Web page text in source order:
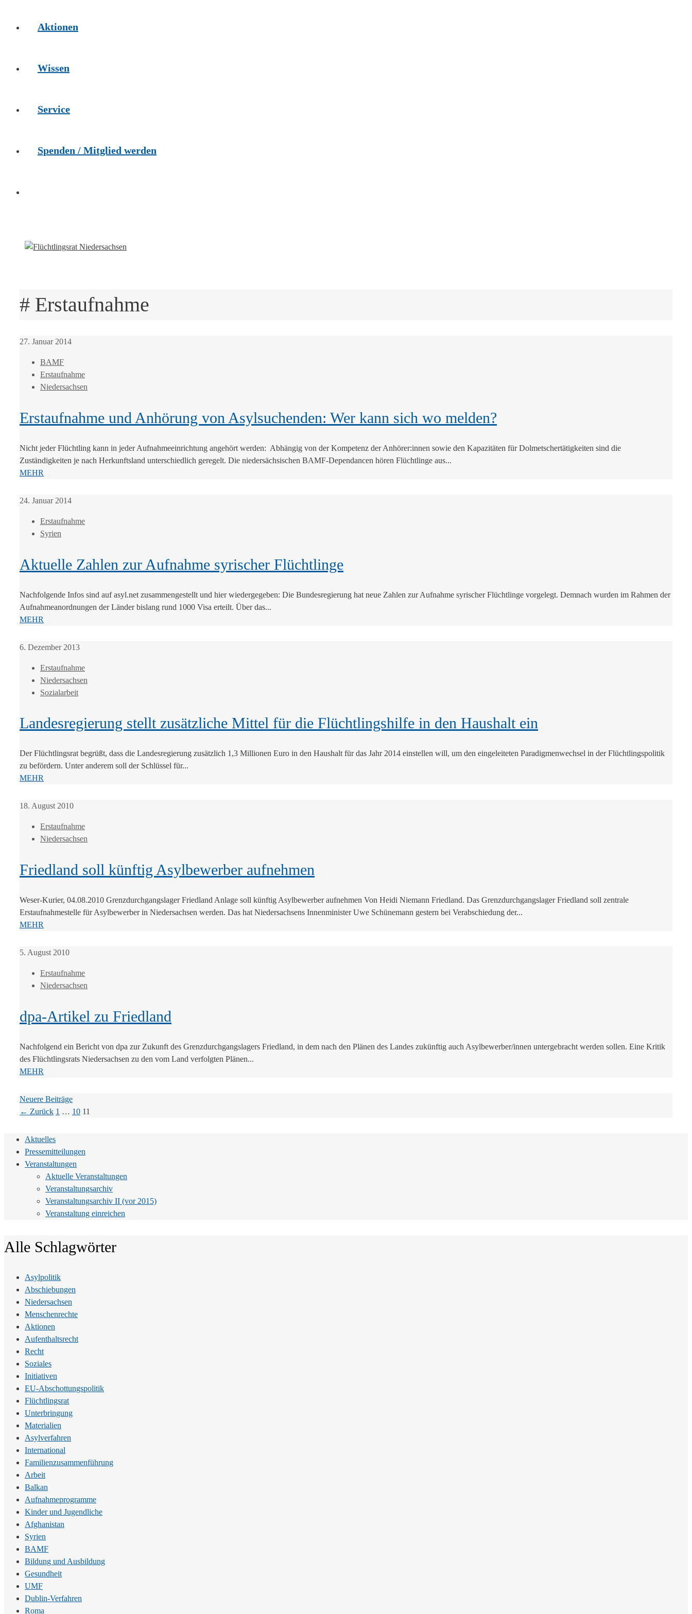
Aktionen
Wissen
Service
Spenden / Mitglied werden
# Erstaufnahme
27. Januar 2014
BAMF
Erstaufnahme
Niedersachsen
Erstaufnahme und Anhörung von Asylsuchenden: Wer kann sich wo melden?
Nicht jeder Flüchtling kann in jeder Aufnahmeeinrichtung angehört werden: Abhängig von der Kompetenz der Anhörer:innen sowie den Kapazitäten für Dolmetschertätigkeiten sind die
Zuständigkeiten je nach Herkunftsland unterschiedlich geregelt. Die niedersächsischen BAMF-Dependancen hören Flüchtlinge aus...
MEHR
24. Januar 2014
Erstaufnahme
Syrien
Aktuelle Zahlen zur Aufnahme syrischer Flüchtlinge
Nachfolgende Infos sind auf asyl.net zusammengestellt und hier wiedergegeben: Die Bundesregierung hat neue Zahlen zur Aufnahme syrischer Flüchtlinge vorgelegt. Demnach wurden im Rahmen der
Aufnahmeanordnungen der Länder bislang rund 1000 Visa erteilt. Über das...
MEHR
6. Dezember 2013
Erstaufnahme
Niedersachsen
Sozialarbeit
Landesregierung stellt zusätzliche Mittel für die Flüchtlingshilfe in den Haushalt ein
Der Flüchtlingsrat begrüßt, dass die Landesregierung zusätzlich 1,3 Millionen Euro in den Haushalt für das Jahr 2014 einstellen will, um den eingeleiteten Paradigmenwechsel in der Flüchtlingspolitik
zu befördern. Unter anderem soll der Schlüssel für...
MEHR
18. August 2010
Erstaufnahme
Niedersachsen
Friedland soll künftig Asylbewerber aufnehmen
Weser-Kurier, 04.08.2010 Grenzdurchgangslager Friedland Anlage soll künftig Asylbewerber aufnehmen Von Heidi Niemann Friedland. Das Grenzdurchgangslager Friedland soll zentrale
Erstaufnahmestelle für Asylbewerber in Niedersachsen werden. Das hat Niedersachsens Innenminister Uwe Schünemann gestern bei Verabschiedung der...
MEHR
5. August 2010
Erstaufnahme
Niedersachsen
dpa-Artikel zu Friedland
Nachfolgend ein Bericht von dpa zur Zukunft des Grenzdurchgangslagers Friedland, in dem nach den Plänen des Landes zukünftig auch Asylbewerber/innen untergebracht werden sollen. Eine Kritik
des Flüchtlingsrats Niedersachsen zu den vom Land verfolgten Plänen...
MEHR
Neuere Beiträge
← Zurück Seite
1 … Seite
10 Seite
11
Aktuelles
Pressemitteilungen
Veranstaltungen
Aktuelle Veranstaltungen
Veranstaltungsarchiv
Veranstaltungsarchiv II (vor 2015)
Veranstaltung einreichen
Alle Schlagwörter
Asylpolitik
Abschiebungen
Niedersachsen
Menschenrechte
Aktionen
Aufenthaltsrecht
Recht
Soziales
Initiativen
EU-Abschottungspolitik
Flüchtlingsrat
Unterbringung
Materialien
Asylverfahren
International
Familienzusammenführung
Arbeit
Balkan
Aufnahmeprogramme
Kinder und Jugendliche
Afghanistan
Syrien
BAMF
Bildung und Ausbildung
Gesundheit
UMF
Dublin-Verfahren
Roma